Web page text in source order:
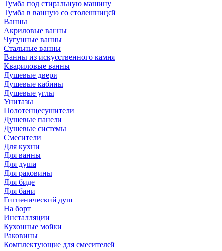
Тумба под стиральную машину
Тумба в ванную со столешницей
Ванны
Акриловые ванны
Чугунные ванны
Стальные ванны
Ванны из искусственного камня
Квариловые ванны
Душевые двери
Душевые кабины
Душевые углы
Унитазы
Полотенцесушители
Душевые панели
Душевые системы
Смесители
Для кухни
Для ванны
Для душа
Для раковины
Для биде
Для бани
Гигиенический душ
На борт
Инсталляции
Кухонные мойки
Раковины
Комплектующие для смесителей